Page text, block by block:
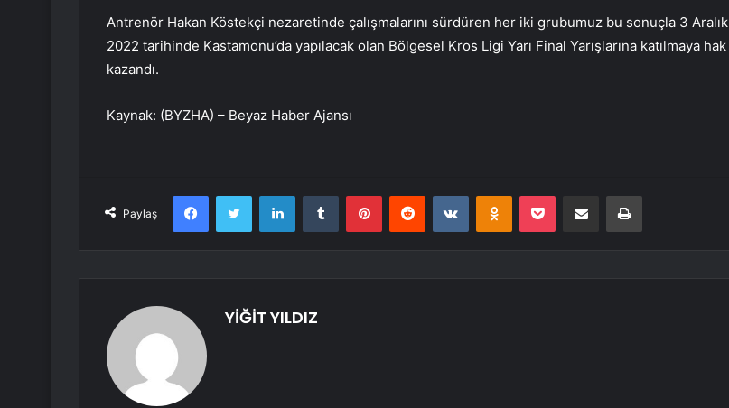
Antrenör Hakan Köstekçi nezaretinde çalışmalarını sürdüren her iki grubumuz bu sonuçla 3 Aralık
2022 tarihinde Kastamonu’da yapılacak olan Bölgesel Kros Ligi Yarı Final Yarışlarına katılmaya hak
kazandı.
Kaynak: (BYZHA) – Beyaz Haber Ajansı
Paylaş
FacebookTwitter LinkedInTumblr PinterestReddit VKontakteOdnoklassniki
Pocket E-Posta ile paylaş Yazdır
YİĞİT YILDIZ